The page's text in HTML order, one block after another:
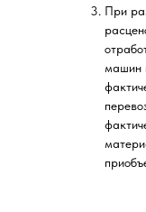
При
машин